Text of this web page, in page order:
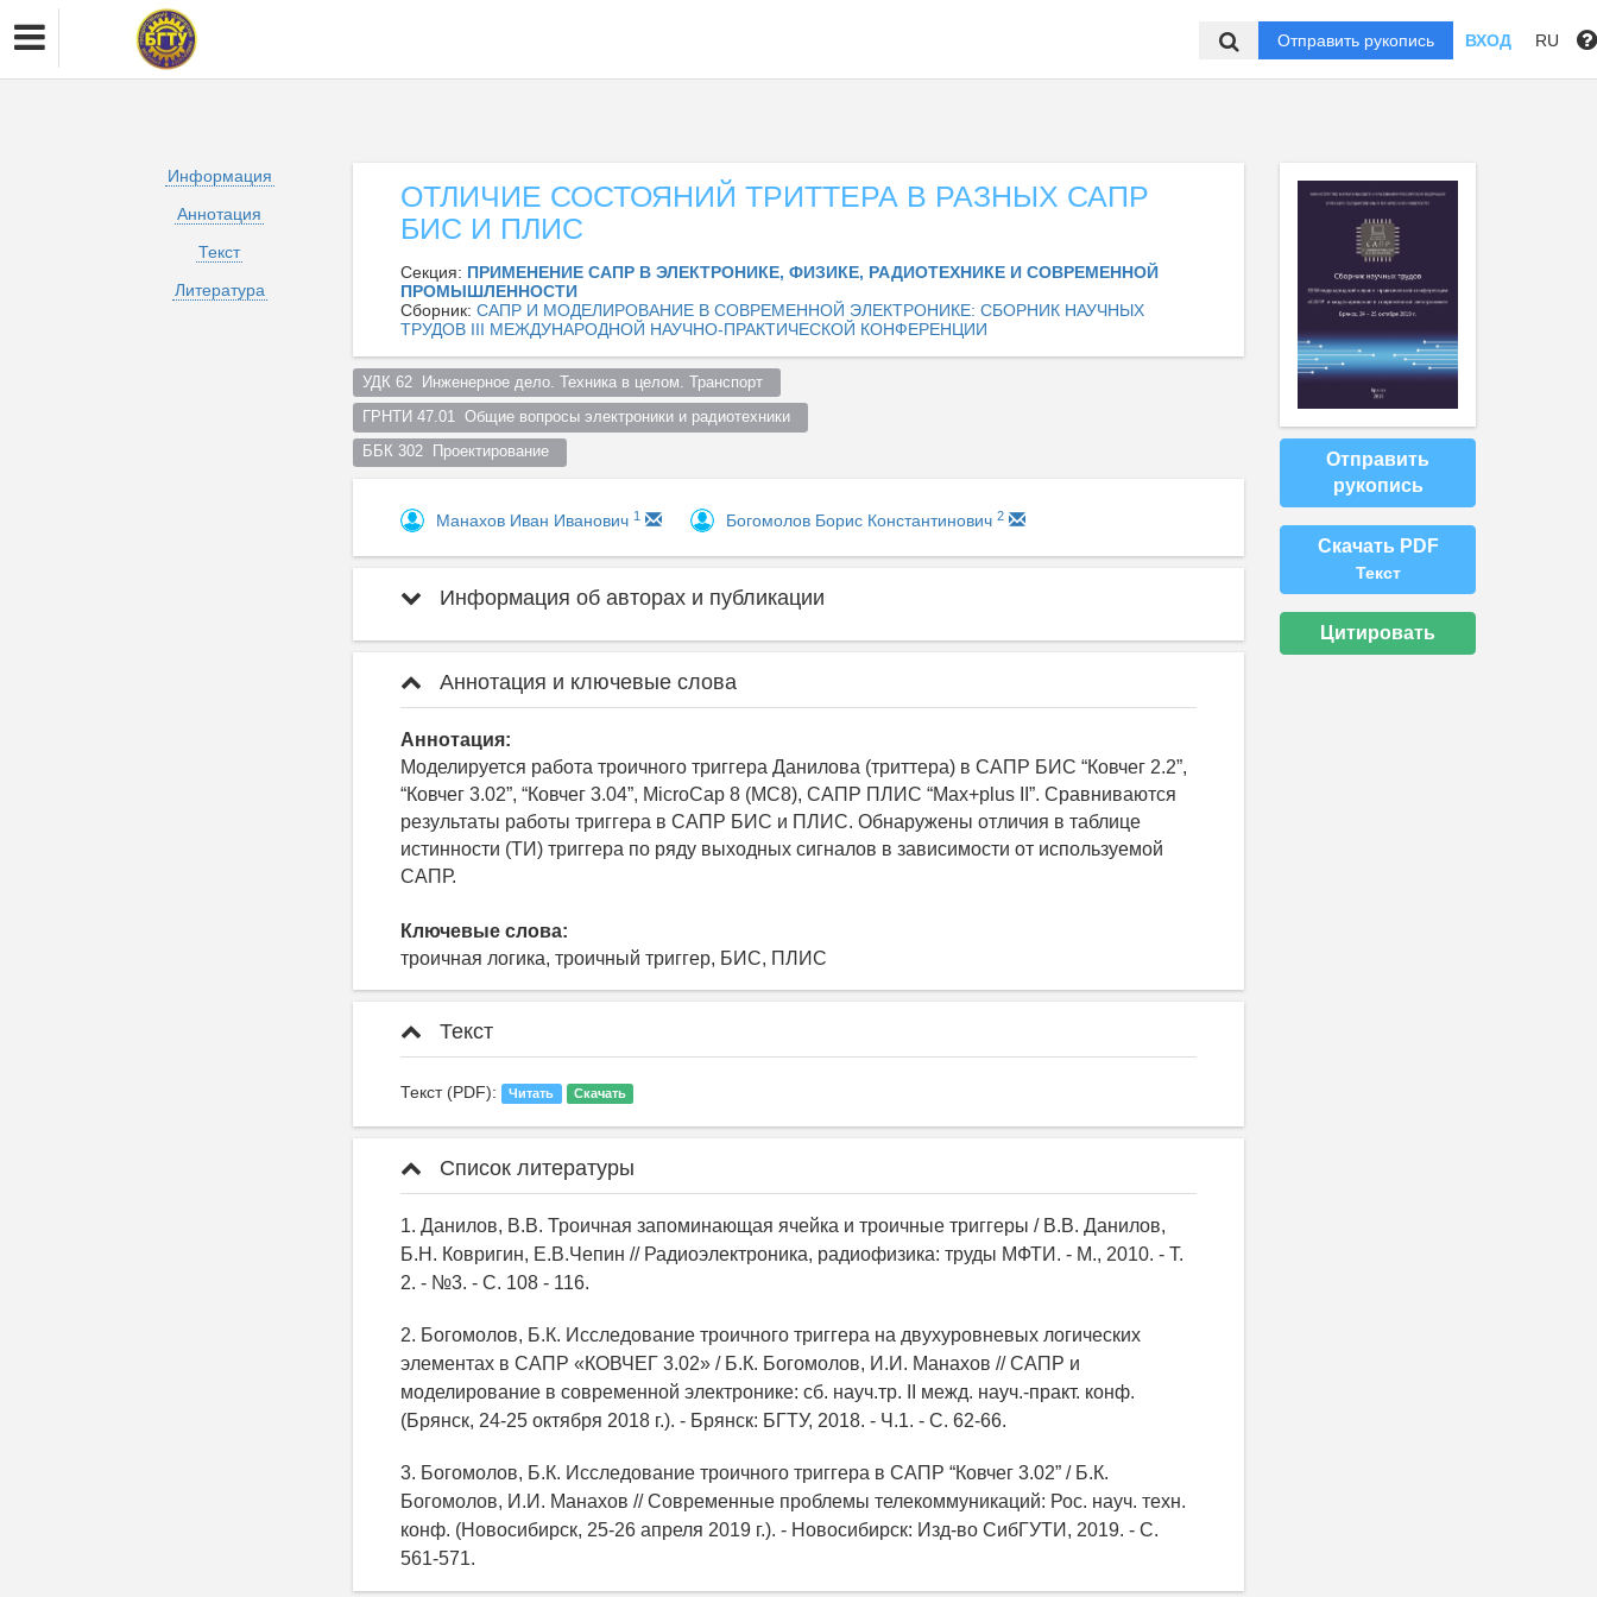
Отправить рукопись ВХОД RU
Информация
Аннотация
Текст
Литература
ОТЛИЧИЕ СОСТОЯНИЙ ТРИТТЕРА В РАЗНЫХ САПР
БИС И ПЛИС
Секция: ПРИМЕНЕНИЕ САПР В ЭЛЕКТРОНИКЕ, ФИЗИКЕ, РАДИОТЕХНИКЕ И СОВРЕМЕННОЙ
ПРОМЫШЛЕННОСТИ
Сборник: САПР И МОДЕЛИРОВАНИЕ В СОВРЕМЕННОЙ ЭЛЕКТРОНИКЕ: СБОРНИК НАУЧНЫХ
ТРУДОВ III МЕЖДУНАРОДНОЙ НАУЧНО-ПРАКТИЧЕСКОЙ КОНФЕРЕНЦИИ
УДК 62  Инженерное дело. Техника в целом. Транспорт
ГРНТИ 47.01  Общие вопросы электроники и радиотехники
ББК 302  Проектирование
Манахов Иван Иванович 1 Богомолов Борис Константинович 2
Информация об авторах и публикации
Аннотация и ключевые слова
Аннотация:
Моделируется работа троичного триггера Данилова (триттера) в САПР БИС “Ковчег 2.2”,
“Ковчег 3.02”, “Ковчег 3.04”, MicroCap 8 (MC8), САПР ПЛИС “Max+plus II”. Сравниваются
результаты работы триггера в САПР БИС и ПЛИС. Обнаружены отличия в таблице
истинности (ТИ) триггера по ряду выходных сигналов в зависимости от используемой
САПР.
Ключевые слова:
троичная логика, троичный триггер, БИС, ПЛИС
Текст
Текст (PDF): Читать Скачать
Список литературы
1. Данилов, В.В. Троичная запоминающая ячейка и троичные триггеры / В.В. Данилов,
Б.Н. Ковригин, Е.В.Чепин // Радиоэлектроника, радиофизика: труды МФТИ. - М., 2010. - Т.
2. - №3. - С. 108 - 116.
2. Богомолов, Б.К. Исследование троичного триггера на двухуровневых логических
элементах в САПР «КОВЧЕГ 3.02» / Б.К. Богомолов, И.И. Манахов // САПР и
моделирование в современной электронике: сб. науч.тр. II межд. науч.-практ. конф.
(Брянск, 24-25 октября 2018 г.). - Брянск: БГТУ, 2018. - Ч.1. - С. 62-66.
3. Богомолов, Б.К. Исследование троичного триггера в САПР “Ковчег 3.02” / Б.К.
Богомолов, И.И. Манахов // Современные проблемы телекоммуникаций: Рос. науч. техн.
конф. (Новосибирск, 25-26 апреля 2019 г.). - Новосибирск: Изд-во СибГУТИ, 2019. - С.
561-571.
Отправить
рукопись
Скачать PDF
Текст
Цитировать